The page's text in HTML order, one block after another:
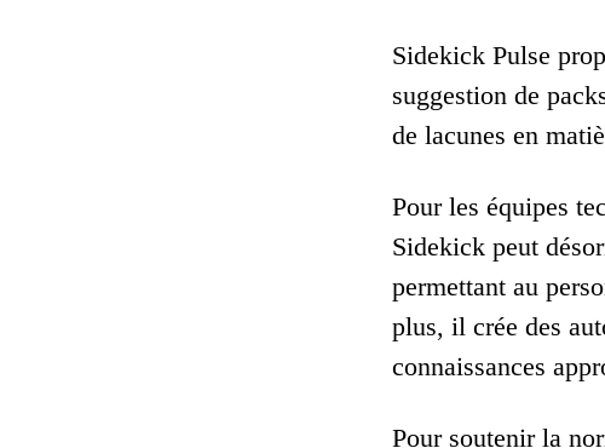
Sidekick Pulse
suggestion de
de lacunes en
Pour les équipes
Sidekick peut
permettant au
plus, il crée des
connaissances
Pour soutenir la